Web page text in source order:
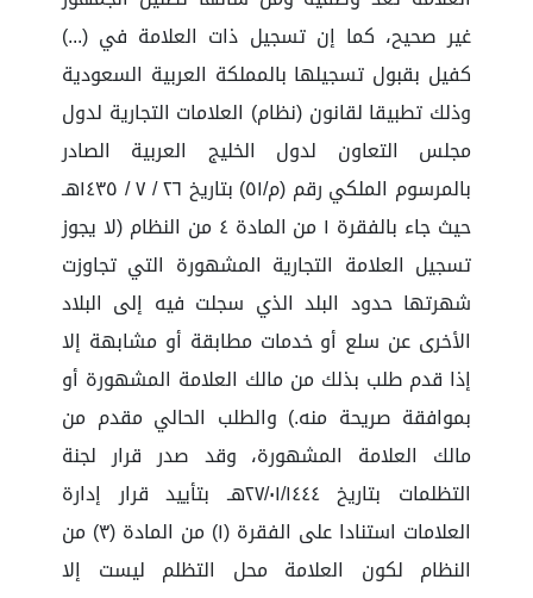
غير صحيح، كما إن تسجيل ذات العلامة في (...)
كفيل بقبول تسجيلها بالمملكة العربية السعودية
وذلك تطبيقا لقانون (نظام) العلامات التجارية لدول
مجلس التعاون لدول الخليج العربية الصادر
بالمرسوم الملكي رقم (م/٥١) بتاريخ ٢٦ / ٧ / ١٤٣٥هـ
حيث جاء بالفقرة ١ من المادة ٤ من النظام (لا يجوز
تسجيل العلامة التجارية المشهورة التي تجاوزت
شهرتها حدود البلد الذي سجلت فيه إلى البلاد
الأخرى عن سلع أو خدمات مطابقة أو مشابهة إلا
إذا قدم طلب بذلك من مالك العلامة المشهورة أو
بموافقة صريحة منه.) والطلب الحالي مقدم من
مالك العلامة المشهورة، وقد صدر قرار لجنة
التظلمات بتاريخ ٢٧/٠١/١٤٤٤هـ بتأييد قرار إدارة
العلامات استنادا على الفقرة (١) من المادة (٣) من
النظام لكون العلامة محل التظلم ليست إلا